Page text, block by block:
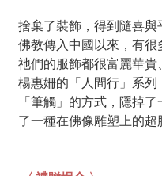
捨棄了裝飾，得到隨喜與
佛教傳入中國以來，有很
祂們的服飾都很富麗華貴
楊惠姍的「人間行」系列
「筆觸」的方式，隱掉
了一種在佛像雕塑上的超